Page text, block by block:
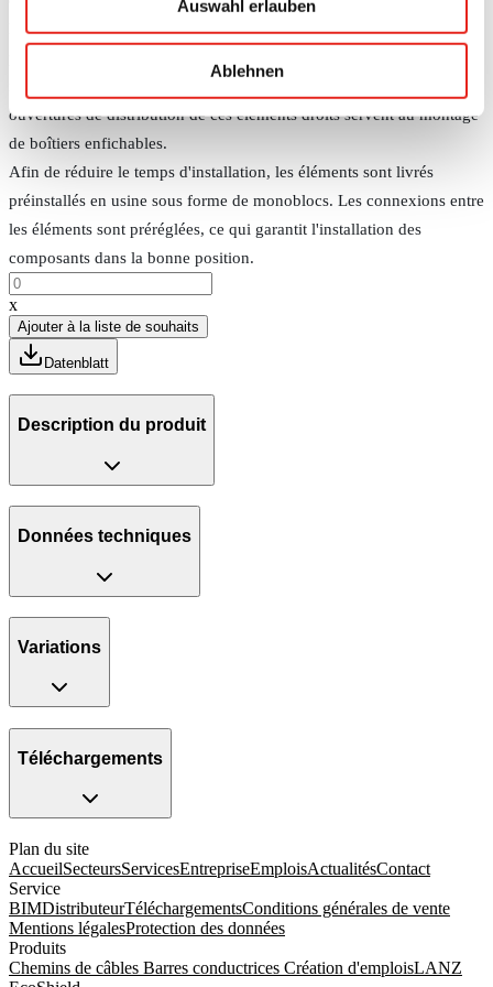
Auswahl erlauben
Ablehnen
Elles constituent la solution idéale pour les applications à haute
ouvertures de distribution de ces éléments droits servent au montage
de boîtiers enfichables.
Afin de réduire le temps d'installation, les éléments sont livrés
préinstallés en usine sous forme de monoblocs. Les connexions entre
les éléments sont préréglées, ce qui garantit l'installation des
composants dans la bonne position.
x
Ajouter à la liste de souhaits
Datenblatt
Description du produit
Données techniques
Variations
Téléchargements
Plan du site
AccueilSecteursServicesEntrepriseEmploisActualitésContact
Service
BIMDistributeurTéléchargementsConditions générales de vente
Mentions légalesProtection des données
Produits
Chemins de câbles Barres conductrices Création d'emploisLANZ